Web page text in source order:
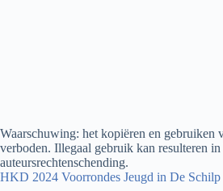
Waarschuwing: het kopiëren en gebruiken
verboden. Illegaal gebruik kan resulteren in
auteursrechtenschending.
HKD 2024 Voorrondes Jeugd in De Schilp